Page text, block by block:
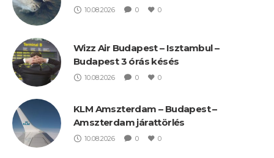
10.08.2026 0 0
Wizz Air Budapest – Isztambul –
Budapest 3 órás késés
10.08.2026 0 0
KLM Amszterdam – Budapest –
Amszterdam járattörlés
10.08.2026 0 0